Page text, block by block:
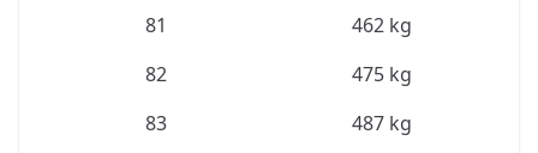
81
462 kg
82
475 kg
83
487 kg